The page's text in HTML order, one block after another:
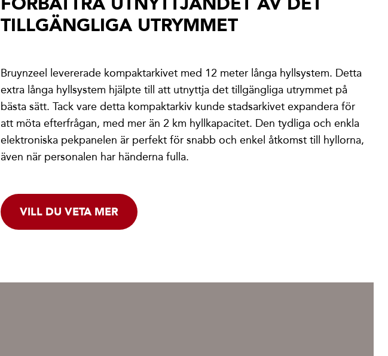
TILLGÄNGLIGA UTRYMMET
Bruynzeel levererade kompaktarkivet med 12 meter långa hyllsystem. Detta
extra långa hyllsystem hjälpte till att utnyttja det tillgängliga utrymmet på
bästa sätt. Tack vare detta kompaktarkiv kunde stadsarkivet expandera för
att möta efterfrågan, med mer än 2 km hyllkapacitet. Den tydliga och enkla
elektroniska pekpanelen är perfekt för snabb och enkel åtkomst till hyllorna,
även när personalen har händerna fulla.
VILL DU VETA MER